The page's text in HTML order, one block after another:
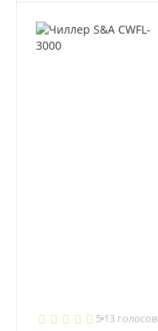
5 13 голосов